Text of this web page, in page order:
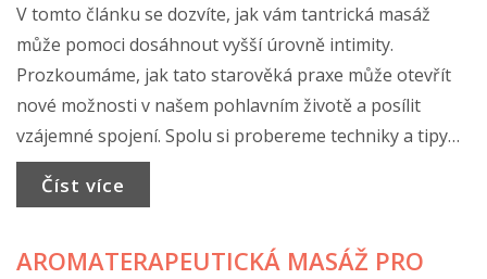
V tomto článku se dozvíte, jak vám tantrická masáž
může pomoci dosáhnout vyšší úrovně intimity.
Prozkoumáme, jak tato starověká praxe může otevřít
nové možnosti v našem pohlavním životě a posílit
vzájemné spojení. Spolu si probereme techniky a tipy
pro tantrickou masáž a ukážeme vám, jak si ji můžete
užívat s partnerem. Vydejte se se mnou na cestu plnou
Číst více
AROMATERAPEUTICKÁ MASÁŽ PRO